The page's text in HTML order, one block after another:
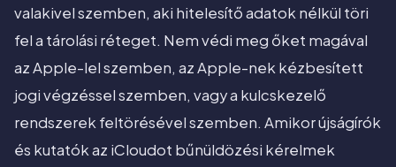
valakivel szemben, aki hitelesítő adatok nélkül töri
fel a tárolási réteget. Nem védi meg őket magával
az Apple-lel szemben, az Apple-nek kézbesített
jogi végzéssel szemben, vagy a kulcskezelő
rendszerek feltörésével szemben. Amikor újságírók
és kutatók az iCloudot bűnüldözési kérelmek